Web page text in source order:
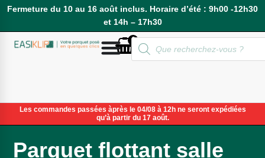
Fermeture du 10 au 16 août inclus. Horaire d’été : 9h00 -12h30
et 14h – 17h30
Compte
0
Les commandes passées àprès le 04/08 à 12h ne seront expédiées
qu’à partir du 17 août.
Parquet flottant salle